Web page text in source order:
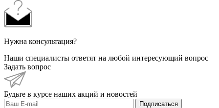
Нужна консультация?
Наши специалисты ответят на любой интересующий вопрос
Задать вопрос
Будьте в курсе наших акций и новостей
Подписаться